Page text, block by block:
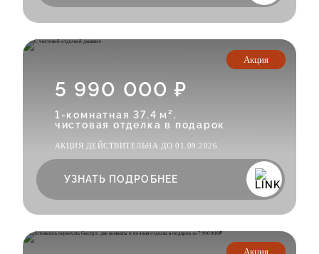
Акция
5 990 000 ₽
1-комнатная 37.4 м².
чистовая отделка в подарок
АКЦИЯ ДЕЙСТВИТЕЛЬНА ДО 01.09.2026
УЗНАТЬ ПОДРОБНЕЕ
Акция